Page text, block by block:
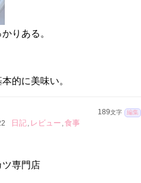
りある。
的に美味い。
189文字 編集
日記, レビュー ,食事
ツ専門店